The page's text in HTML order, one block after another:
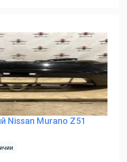
Nissan Murano Z51